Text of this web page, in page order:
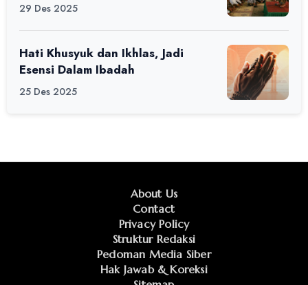
29 Des 2025
Hati Khusyuk dan Ikhlas, Jadi
Esensi Dalam Ibadah
25 Des 2025
About Us
Contact
Privacy Policy
Struktur Redaksi
Pedoman Media Siber
Hak Jawab & Koreksi